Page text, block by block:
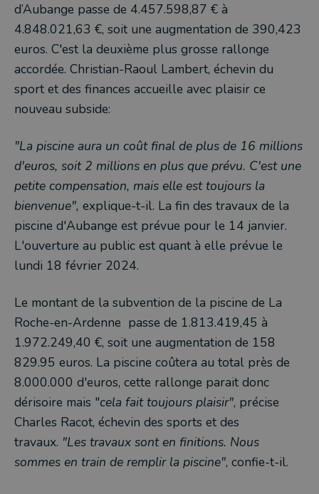
d’Aubange passe de 4.457.598,87 € à
4.848.021,63 €, soit une augmentation de 390,423
euros. C'est la deuxième plus grosse rallonge
accordée. Christian-Raoul Lambert, échevin du
sport et des finances accueille avec plaisir ce
nouveau subside:
"La piscine aura un coût final de plus de 16 millions
d'euros, soit 2 millions en plus que prévu. C'est une
petite compensation, mais elle est toujours la
bienvenue", explique-t-il. La fin des travaux de la
piscine d'Aubange est prévue pour le 14 janvier.
L'ouverture au public est quant à elle prévue le
lundi 18 février 2024.
Le montant de la subvention de la piscine de La
Roche-en-Ardenne passe de 1.813.419,45 à
1.972.249,40 €, soit une augmentation de 158
829.95 euros. La piscine coûtera au total près de
8.000.000 d'euros, cette rallonge parait donc
dérisoire mais "cela fait toujours plaisir", précise
Charles Racot, échevin des sports et des
travaux. "Les travaux sont en finitions. Nous
sommes en train de remplir la piscine", confie-t-il.